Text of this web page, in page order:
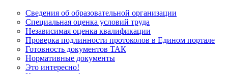
Сведения об образовательной организации
Cпециальная оценка условий труда
Независимая оценка квалификации
Проверка подлинности протоколов в Едином портале
Готовность документов ТАК
Нормативные документы
Это интересно!